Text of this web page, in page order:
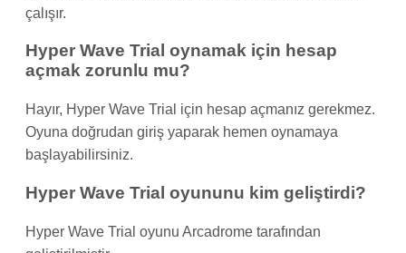
çalışır.
Hyper Wave Trial oynamak için hesap
açmak zorunlu mu?
Hayır, Hyper Wave Trial için hesap açmanız gerekmez.
Oyuna doğrudan giriş yaparak hemen oynamaya
başlayabilirsiniz.
Hyper Wave Trial oyununu kim geliştirdi?
Hyper Wave Trial oyunu Arcadrome tarafından